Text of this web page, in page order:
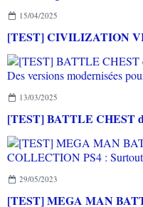
15/04/2025
13/03/2025
29/05/2023